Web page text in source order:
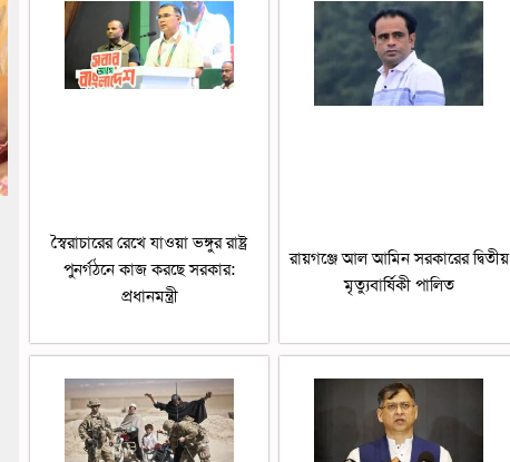
স্বৈরাচারের রেখে যাওয়া ভঙ্গুর রাষ্ট্র
পুনর্গঠনে কাজ করছে সরকার:
প্রধানমন্ত্রী
রায়গঞ্জে আল আমিন সরকারের দ্বিতীয়
মৃত্যুবার্ষিকী পালিত